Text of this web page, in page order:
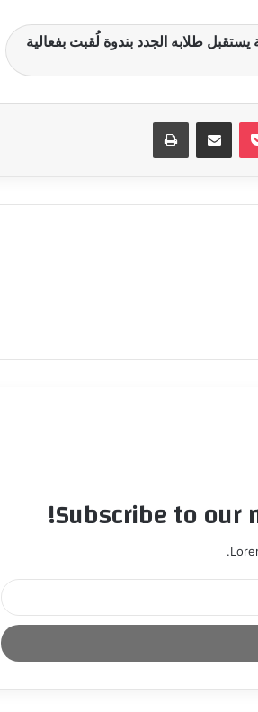
السياحية يستقبل طلابه الجدد بندوة لُقبت بفعالية
بوكيت مشاركة عبر البريد طباعة
Subscribe to our